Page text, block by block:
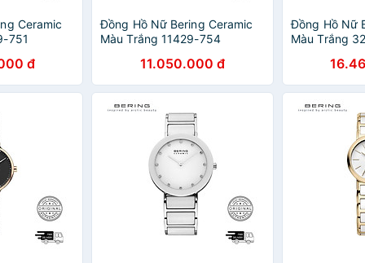
Ceramic
751
đ
Đồng Hồ Nữ Bering Ceramic
Màu Trắng 11429-754
11.050.000 đ
Đồng Hồ Nữ
Màu Trắng